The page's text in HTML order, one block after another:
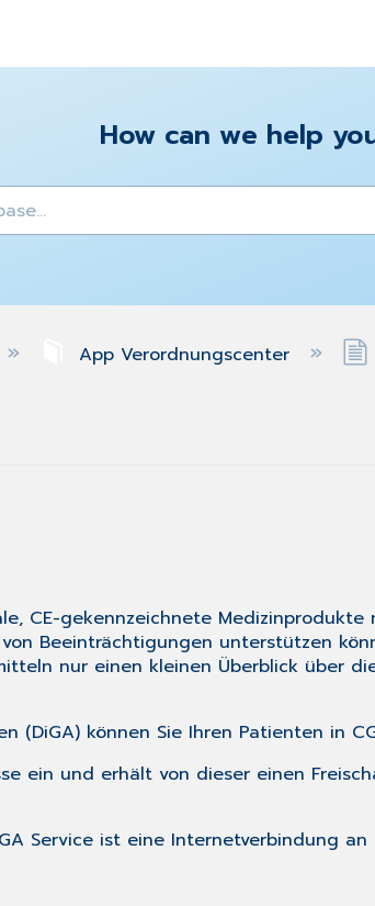
How can we help
App Verordnungscenter
CE-gekennzeichnete
Beeinträchtigungen unterstützen
nur einen kleinen Überblick über
können Sie Ihren Patienten in
ein und erhält von dieser einen
Service ist eine Internetverbindung